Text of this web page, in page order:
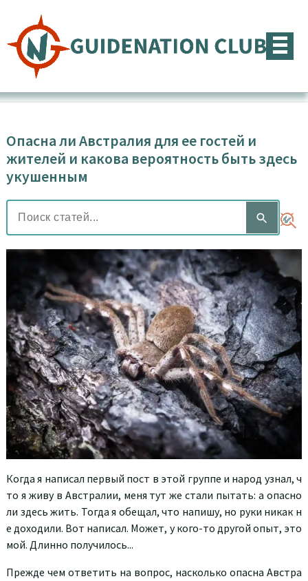
содержимому
Опасна ли Австралия для ее гостей и
жителей и какова вероятность быть здесь
укушенным
Когда я написал первый пост в этой группе и народ узнал, ч
то я живу в Австралии, меня тут же стали пытать: а опасно
ли здесь жить. Тогда я обещал, что напишу, но руки никак н
е доходили. Вот написал. Может, у кого-то другой опыт, это
мой. Длинно получилось...
Прежде чем ответить на вопрос, насколько опасна Австра